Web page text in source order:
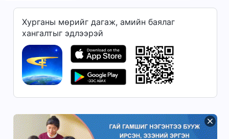
3:47
Magtan duu “Үнэнийг
хэрэгжүүлдэг хүмүүс л
шалгалт дунд гэрчлэл хийж
чадна” (үгтэй)
Христийн сүмийн дуу “Хүн
төрөлхтөн Бурханы
удирдамжийг алдсаны үр
Magtan duu “Хамгийн шинэ
гэрлийг зөвшөөрөх нь
Хурганы мөрийг дагаж, амийн баялаг
хангалтыг эдлээрэй